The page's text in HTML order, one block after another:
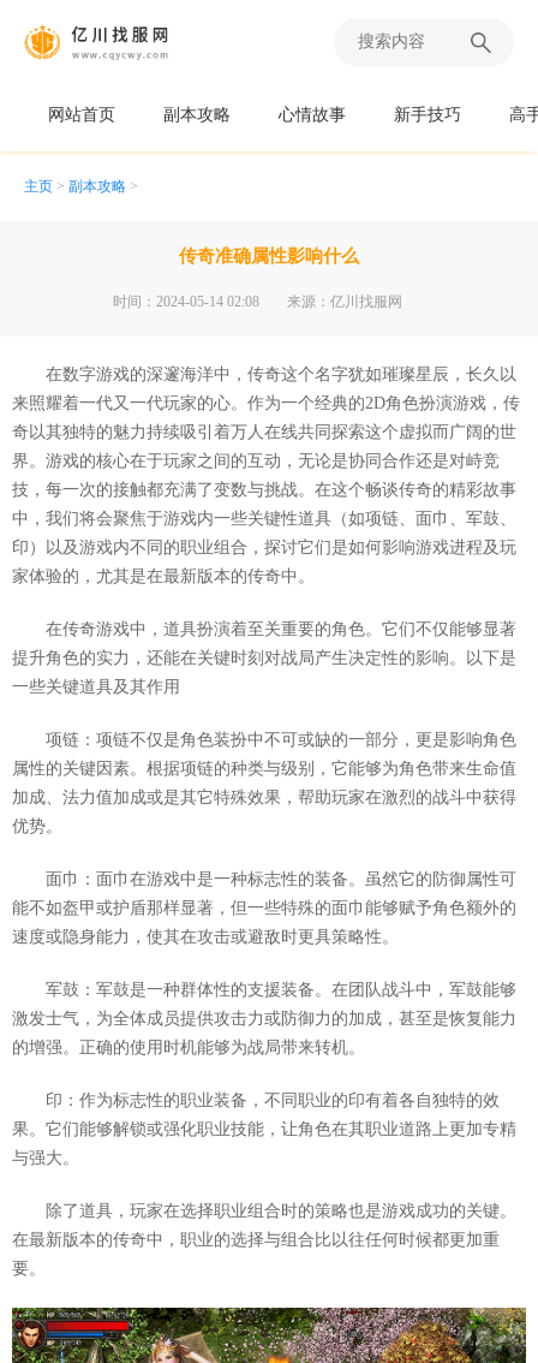
网站首页 副本攻略 心情故事 新手技巧 高
主页 > 副本攻略 >
传奇准确属性影响什么
时间：2024-05-14 02:08 来源：亿川找服网
在数字游戏的深邃海洋中，传奇这个名字犹如璀璨星辰，长久以
来照耀着一代又一代玩家的心。作为一个经典的2D角色扮演游戏，传
奇以其独特的魅力持续吸引着万人在线共同探索这个虚拟而广阔的世
界。游戏的核心在于玩家之间的互动，无论是协同合作还是对峙竞
技，每一次的接触都充满了变数与挑战。在这个畅谈传奇的精彩故事
中，我们将会聚焦于游戏内一些关键性道具（如项链、面巾、军鼓、
印）以及游戏内不同的职业组合，探讨它们是如何影响游戏进程及玩
家体验的，尤其是在最新版本的传奇中。
在传奇游戏中，道具扮演着至关重要的角色。它们不仅能够显著
提升角色的实力，还能在关键时刻对战局产生决定性的影响。以下是
一些关键道具及其作用
项链：项链不仅是角色装扮中不可或缺的一部分，更是影响角色
属性的关键因素。根据项链的种类与级别，它能够为角色带来生命值
加成、法力值加成或是其它特殊效果，帮助玩家在激烈的战斗中获得
优势。
面巾：面巾在游戏中是一种标志性的装备。虽然它的防御属性可
能不如盔甲或护盾那样显著，但一些特殊的面巾能够赋予角色额外的
速度或隐身能力，使其在攻击或避敌时更具策略性。
军鼓：军鼓是一种群体性的支援装备。在团队战斗中，军鼓能够
激发士气，为全体成员提供攻击力或防御力的加成，甚至是恢复能力
的增强。正确的使用时机能够为战局带来转机。
印：作为标志性的职业装备，不同职业的印有着各自独特的效
果。它们能够解锁或强化职业技能，让角色在其职业道路上更加专精
与强大。
除了道具，玩家在选择职业组合时的策略也是游戏成功的关键。
在最新版本的传奇中，职业的选择与组合比以往任何时候都更加重
要。